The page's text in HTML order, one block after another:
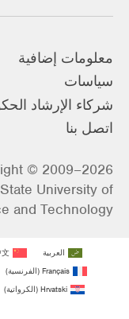
معلومات إضافية
سياسات
شركاء الإرشاد
اتصل بنا
© 2009–2026
University of
and Technology
العربية
Français
(الفرنسية)
Hrvatski
(الكرواتية)